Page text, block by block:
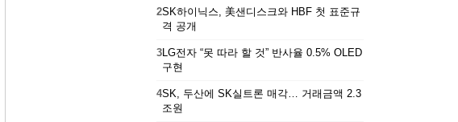
2SK하이닉스, 美샌디스크와 HBF 첫 표준규
격 공개
3LG전자 “못 따라 할 것” 반사율 0.5% OLED
구현
4SK, 두산에 SK실트론 매각… 거래금액 2.3
조원